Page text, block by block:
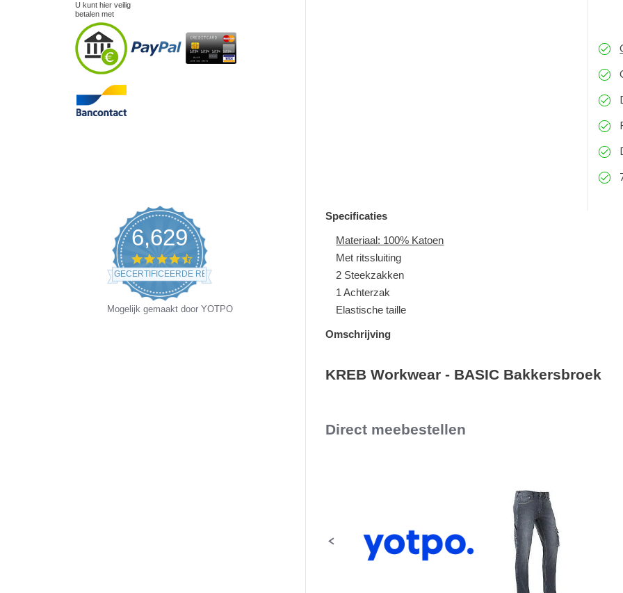
U kunt hier veilig
betalen met
6,629
4.5
star
rating
GECERTIFICEERDE REVIEWS
Mogelijk gemaakt door YOTPO
Specificaties
Materiaal: 100% Katoen
Met ritssluiting
2 Steekzakken
1 Achterzak
Elastische taille
Omschrijving
KREB Workwear - BASIC Bakkersbroek
Slideshow
Direct meebestellen